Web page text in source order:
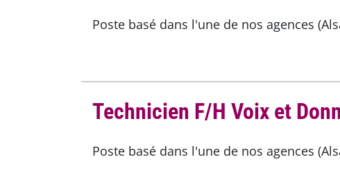
Poste basé dans l'une de nos agences
Technicien F/H Voix et
Poste basé dans l'une de nos agences